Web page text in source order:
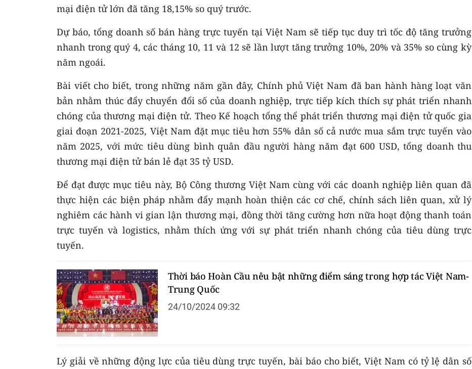
mại điện tử lớn đã tăng 18,15% so quý trước.
Dự báo, tổng doanh số bán hàng trực tuyến tại Việt Nam sẽ tiếp tục duy trì tốc độ tăng trưởng
nhanh trong quý 4, các tháng 10, 11 và 12 sẽ lần lượt tăng trưởng 10%, 20% và 35% so cùng kỳ
năm ngoái.
Bài viết cho biết, trong những năm gần đây, Chính phủ Việt Nam đã ban hành hàng loạt văn
bản nhằm thúc đẩy chuyển đổi số của doanh nghiệp, trực tiếp kích thích sự phát triển nhanh
chóng của thương mại điện tử. Theo Kế hoạch tổng thể phát triển thương mại điện tử quốc gia
giai đoạn 2021-2025, Việt Nam đặt mục tiêu hơn 55% dân số cả nước mua sắm trực tuyến vào
năm 2025, với mức tiêu dùng bình quân đầu người hàng năm đạt 600 USD, tổng doanh thu
thương mại điện tử bán lẻ đạt 35 tỷ USD.
Để đạt được mục tiêu này, Bộ Công thương Việt Nam cùng với các doanh nghiệp liên quan đã
thực hiện các biện pháp nhằm đẩy mạnh hoàn thiện các cơ chế, chính sách liên quan, xử lý
nghiêm các hành vi gian lận thương mại, đồng thời tăng cường hơn nữa hoạt động thanh toán
trực tuyến và logistics, nhằm thích ứng với sự phát triển nhanh chóng của tiêu dùng trực
tuyến.
Thời báo Hoàn Cầu nêu bật những điểm sáng trong hợp tác Việt Nam-
Trung Quốc
24/10/2024 09:32
Lý giải về những động lực của tiêu dùng trực tuyến, bài báo cho biết, Việt Nam có tỷ lệ dân số